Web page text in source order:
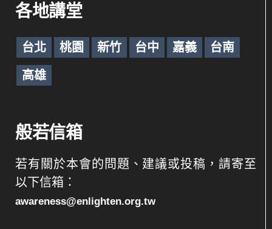
各地講堂
台北 桃園 新竹 台中 嘉義 台南
高雄
般若信箱
若有關於本會的問題、建議或投稿，請寄至
以下信箱：
awareness@enlighten.org.tw